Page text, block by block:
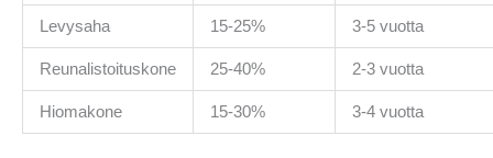
Levysaha 15-25% 3-5 vuotta
Reunalistoituskone 25-40% 2-3 vuotta
Hiomakone 15-30% 3-4 vuotta